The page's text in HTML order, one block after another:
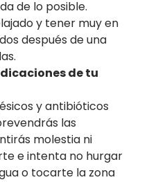
de lo posible.
y tener muy en
después de una
de tu
y antibióticos
las
molestia ni
e intenta no hurgar
o tocarte la zona